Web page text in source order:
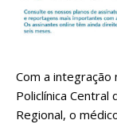
Com a integração
Policlínica Central
Regional, o